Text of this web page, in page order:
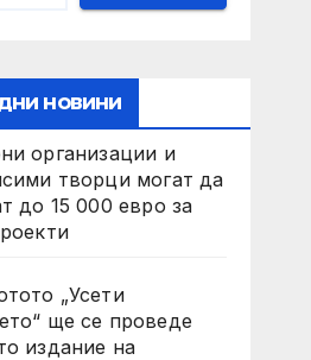
новини
организации и
творци могат да
до 15 000 евро за
„Усети
ще се проведе
издание на